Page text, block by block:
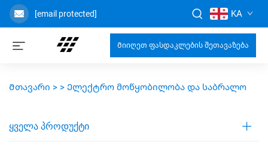
[email protected] KA
Მიიღეთ ფასდაკლების შეთავაზება
Მთავარი > > Ელექტრო მოწყობილობა და საბრალო
ᲧᲕᲔᲚᲐ ᲞᲠᲝᲓᲣᲥᲢᲘ